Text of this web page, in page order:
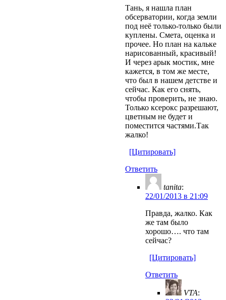
Тань, я нашла план
обсерватории, когда земли
под неё только-только были
куплены. Смета, оценка и
прочее. Но план на кальке
нарисованный, красивый!
И через арык мостик, мне
кажется, в том же месте,
что был в нашем детстве и
сейчас. Как его снять,
чтобы проверить, не знаю.
Только ксерокс разрешают,
цветным не будет и
поместится частями.Так
жалко!
[Цитировать]
Ответить
tanita:
22/01/2013 в 21:09
Правда, жалко. Как
же там было
хорошо…. что там
сейчас?
[Цитировать]
Ответить
VTA: